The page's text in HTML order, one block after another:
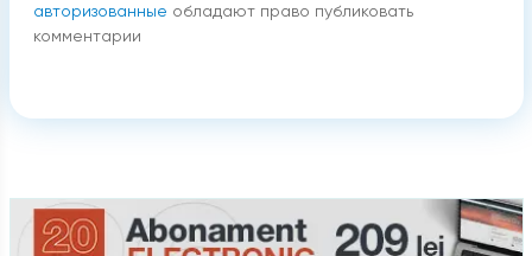
авторизованные обладают право публиковать
комментарии